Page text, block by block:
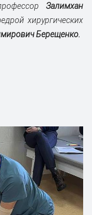
Залимхан
хирургических
Берещенко.